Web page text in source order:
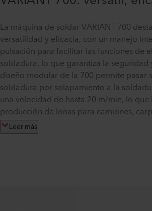
La máquina de soldar VARIANT 700
versatilidad y eficacia, con un manejo
pulsación para facilitar las funciones de
soldadura, lo que garantiza la seguridad
diseño modular de la 700 permite pasar
soldadura por solapamiento a la
una velocidad de hasta 20 m/min, lo
producción de lonas para camiones,
Leer más